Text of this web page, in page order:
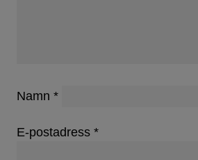
Namn *
E-postadress *